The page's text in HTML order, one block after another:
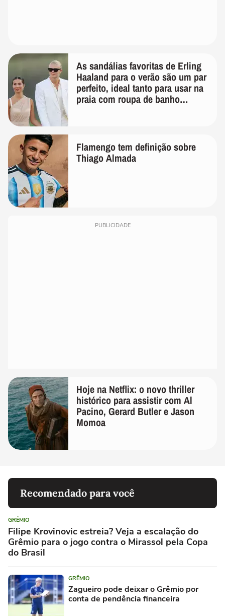
As sandálias favoritas de Erling
Haaland para o verão são um par
perfeito, ideal tanto para usar na
praia com roupa de banho
Flamengo tem definição sobre
Thiago Almada
PUBLICIDADE
Hoje na Netflix: o novo thriller
histórico para assistir com Al
Pacino, Gerard Butler e Jason
Momoa
Recomendado para você
GRÊMIO
Filipe Krovinovic estreia? Veja a escalação do
Grêmio para o jogo contra o Mirassol pela Copa
do Brasil
GRÊMIO
Zagueiro pode deixar o Grêmio por
conta de pendência financeira